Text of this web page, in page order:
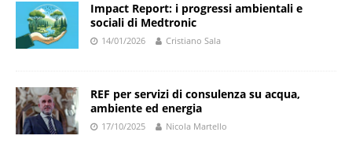
Impact Report: i progressi ambientali e
sociali di Medtronic
14/01/2026 Cristiano Sala
REF per servizi di consulenza su acqua,
ambiente ed energia
17/10/2025 Nicola Martello